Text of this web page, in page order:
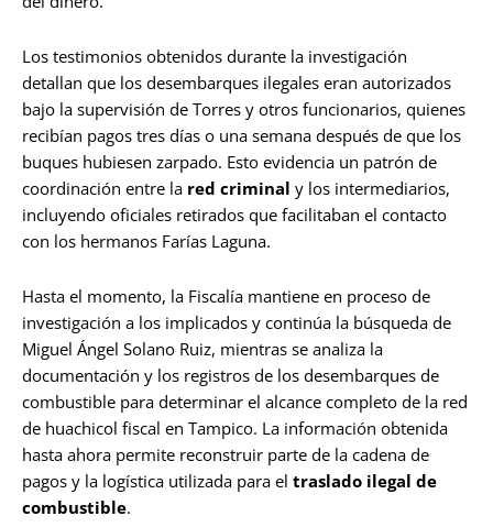
Los testimonios obtenidos durante la investigación
detallan que los desembarques ilegales eran autorizados
bajo la supervisión de Torres y otros funcionarios, quienes
recibían pagos tres días o una semana después de que los
buques hubiesen zarpado. Esto evidencia un patrón de
coordinación entre la red criminal y los intermediarios,
incluyendo oficiales retirados que facilitaban el contacto
con los hermanos Farías Laguna.
Hasta el momento, la Fiscalía mantiene en proceso de
investigación a los implicados y continúa la búsqueda de
Miguel Ángel Solano Ruiz, mientras se analiza la
documentación y los registros de los desembarques de
combustible para determinar el alcance completo de la red
de huachicol fiscal en Tampico. La información obtenida
hasta ahora permite reconstruir parte de la cadena de
pagos y la logística utilizada para el traslado ilegal de
combustible.